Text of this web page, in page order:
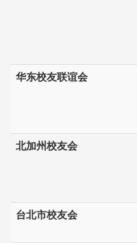
华东校友联谊会
北加州校友会
台北市校友会